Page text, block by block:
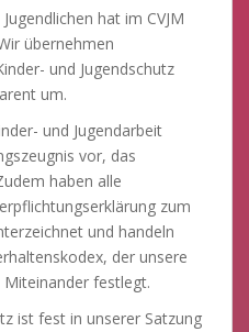
hat im CVJM
übernehmen
und Jugendschutz
um.
und Jugendarbeit
vor, das
haben alle
zum
und handeln
der unsere
festlegt.
ist fest in unserer Satzung